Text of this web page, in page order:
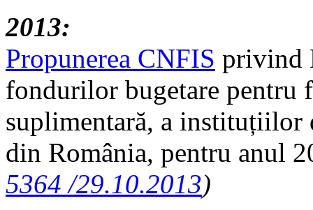
2013:
Propunerea CNFIS privind
fondurilor bugetare pentru
suplimentară, a instituțiilor
din România, pentru anul
5364 /29.10.2013)